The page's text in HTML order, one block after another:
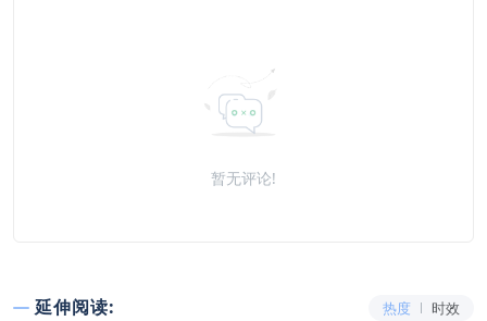
暂无评论!
延伸阅读: 热度 时效